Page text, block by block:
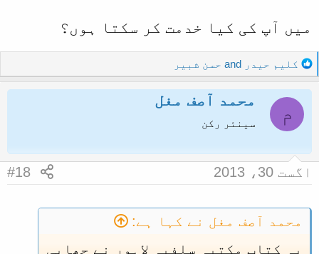
میں آپ کی کیا خدمت کر سکتا ہوں؟
R
e
a
o
n
کلیم حیدر حسن شبیر
م
محمد آصف مغل
سینئر رکن
اگست 30، 2013 #18
محمد آصف مغل نے کہا ہے:
یہ کتاب مکتبہ سلفیہ لاہور نے چھاپی